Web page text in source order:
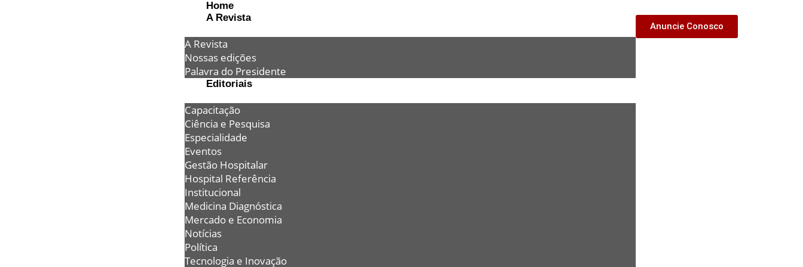
Home
A Revista
A Revista
Nossas edições
Palavra do Presidente
Editoriais
Capacitação
Ciência e Pesquisa
Especialidade
Eventos
Gestão Hospitalar
Hospital Referência
Institucional
Medicina Diagnóstica
Mercado e Economia
Notícias
Política
Tecnologia e Inovação
Anuncie Conosco